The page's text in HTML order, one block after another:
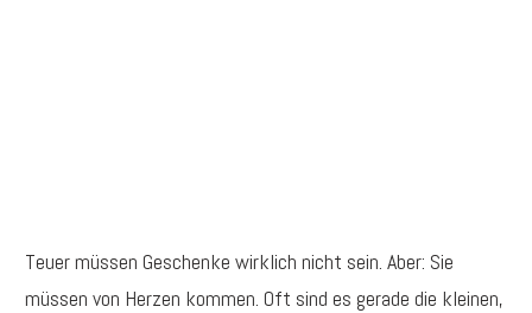
Teuer müssen Geschenke wirklich nicht sein. Aber: Sie
müssen von Herzen kommen. Oft sind es gerade die kleinen,